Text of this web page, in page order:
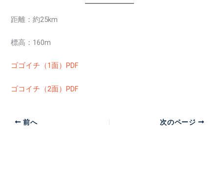
距離：約25km
標高：160m
ゴゴイチ（1面）PDF
ゴコイチ（2面）PDF
前へ 次のページ